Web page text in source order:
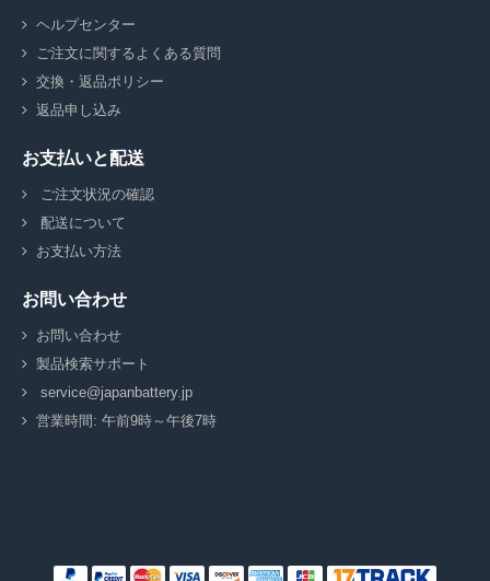
ヘルプセンター
ご注文に関するよくある質問
交換・返品ポリシー
返品申し込み
お支払いと配送
ご注文状況の確認
配送について
お支払い方法
お問い合わせ
お問い合わせ
製品検索サポート
service@japanbattery.jp
営業時間: 午前9時～午後7時